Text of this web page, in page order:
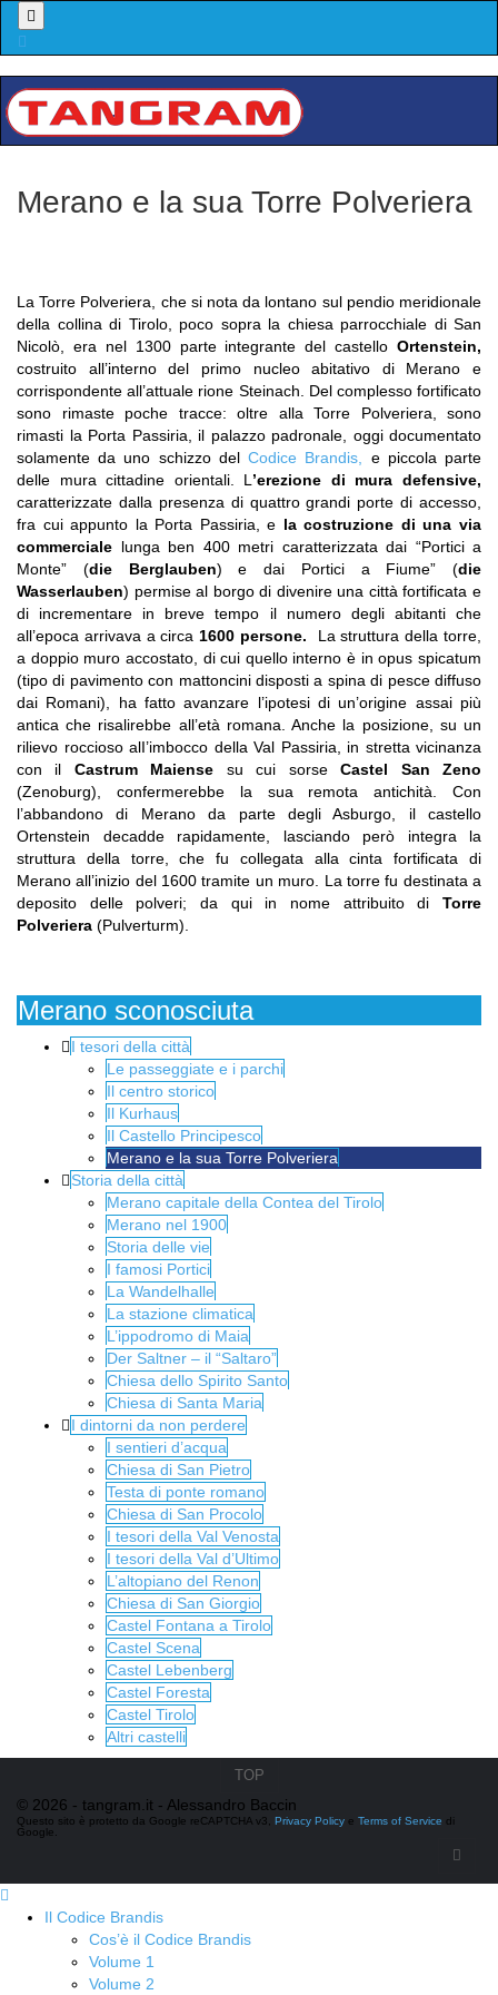
Menu
Merano e la sua Torre Polveriera
La Torre Polveriera, che si nota da lontano sul pendio meridionale
della collina di Tirolo, poco sopra la chiesa parrocchiale di San
Nicolò, era nel 1300 parte integrante del castello Ortenstein,
costruito all’interno del primo nucleo abitativo di Merano e
corrispondente all’attuale rione Steinach. Del complesso fortificato
sono rimaste poche tracce: oltre alla Torre Polveriera, sono
rimasti la Porta Passiria, il palazzo padronale, oggi documentato
solamente da uno schizzo delCodice Brandis,
e piccola parte
delle mura cittadine orientali. L ’erezione di mura defensive,
caratterizzate dalla presenza di quattro grandi porte di accesso,
fra cui appunto la Porta Passiria, e la costruzione di una via
commerciale lunga ben 400 metri caratterizzata dai “Portici a
Monte” (die Berglauben) e dai Portici a Fiume” (die
Wasserlauben) permise al borgo di divenire una città fortificata e
di incrementare in breve tempo il numero degli abitanti che
all’epoca arrivava a circa 1600 persone. La struttura della torre,
a doppio muro accostato, di cui quello interno è in opus spicatum
(tipo di pavimento con mattoncini disposti a spina di pesce diffuso
dai Romani), ha fatto avanzare l’ipotesi di un’origine assai più
antica che risalirebbe all’età romana. Anche la posizione, su un
rilievo roccioso alI’imbocco della Val Passiria, in stretta vicinanza
con il Castrum Maiense su cui sorseCastel San Zeno
(Zenoburg), confermerebbe la sua remota antichità. Con
l’abbandono di Merano da parte degli Asburgo, il castello
Ortenstein decadde rapidamente, lasciando però integra la
struttura della torre, che fu collegata alla cinta fortificata di
Merano all’inizio del 1600 tramite un muro. La torre fu destinata a
deposito delle polveri; da qui in nome attribuito di Torre
Polveriera (Pulverturm).
Merano sconosciuta
I tesori della città
Le passeggiate e i parchi
Il centro storico
Il Kurhaus
Il Castello Principesco
Merano e la sua Torre Polveriera
Storia della città
Merano capitale della Contea del Tirolo
Merano nel 1900
Storia delle vie
I famosi Portici
La Wandelhalle
La stazione climatica
L’ippodromo di Maia
Der Saltner – il “Saltaro”
Chiesa dello Spirito Santo
Chiesa di Santa Maria
I dintorni da non perdere
I sentieri d’acqua
Chiesa di San Pietro
Testa di ponte romano
Chiesa di San Procolo
I tesori della Val Venosta
I tesori della Val d’Ultimo
L’altopiano del Renon
Chiesa di San Giorgio
Castel Fontana a Tirolo
Castel Scena
Castel Lebenberg
Castel Foresta
Castel Tirolo
Altri castelli
TOP
© 2026 - tangram.it - Alessandro Baccin
Questo sito è protetto da Google reCAPTCHA v3, Privacy Policy e Terms of Service di
Google.
Il Codice Brandis
Cos’è il Codice Brandis
Volume 1
Volume 2